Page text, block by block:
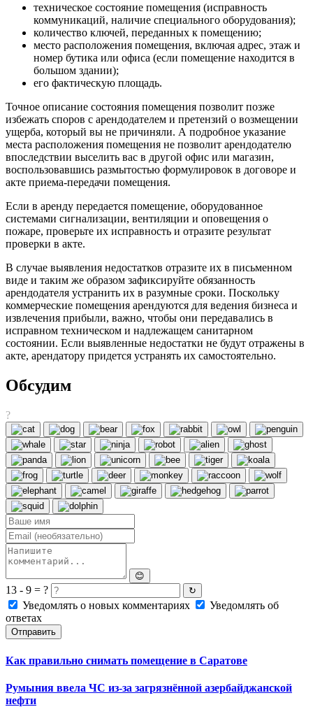
техническое состояние помещения (исправность
коммуникаций, наличие специального оборудования);
количество ключей, переданных к помещению;
место расположения помещения, включая адрес, этаж и
номер бутика или офиса (если помещение находится в
большом здании);
его фактическую площадь.
Точное описание состояния помещения позволит позже
избежать споров с арендодателем и претензий о возмещении
ущерба, который вы не причиняли. А подробное указание
места расположения помещения не позволит арендодателю
впоследствии выселить вас в другой офис или магазин,
воспользовавшись размытостью формулировок в договоре и
акте приема-передачи помещения.
Если в аренду передается помещение, оборудованное
системами сигнализации, вентиляции и оповещения о
пожаре, проверьте их исправность и отразите результат
проверки в акте.
В случае выявления недостатков отразите их в письменном
виде и таким же образом зафиксируйте обязанность
арендодателя устранить их в разумные сроки. Поскольку
коммерческие помещения арендуются для ведения бизнеса и
извлечения прибыли, важно, чтобы они передавались в
исправном техническом и надлежащем санитарном
состоянии. Если выявленные недостатки не будут отражены в
акте, арендатору придется устранять их самостоятельно.
Обсудим
?
😊
13 - 9 = ? ↻
Уведомлять о новых комментариях
Уведомлять об
ответах
Отправить
Как правильно снимать помещение в Саратове
Румыния ввела ЧС из-за загрязнённой азербайджанской
нефти